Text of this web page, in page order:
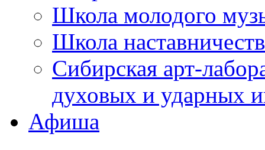
Школа молодого
Школа
Сибирская арт-
духовых и ударных
Афиша